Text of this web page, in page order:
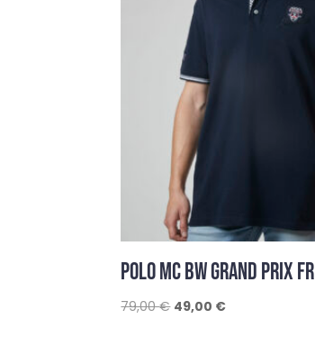
POLO MC BW GRAND PRIX FR
79,00€ Le
49,00 €Le